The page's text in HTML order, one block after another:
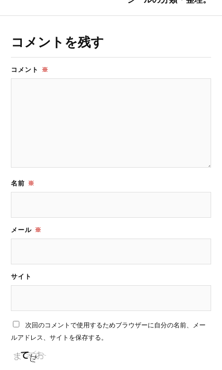
コメントを残す
コメント ※
名前 ※
メール ※
サイト
次回のコメントで使用するためブラウザーに自分の名前、メー
ルアドレス、サイトを保存する。